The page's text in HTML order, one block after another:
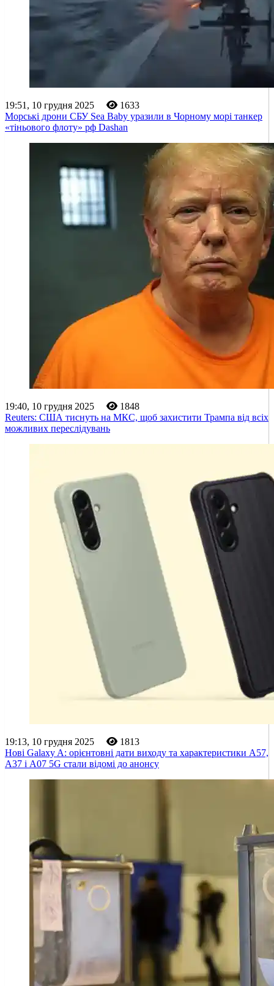
19:51, 10 грудня 2025
1633
Морські дрони СБУ Sea Baby уразили в Чорному морі танкер
«тіньового флоту» рф Dashan
19:40, 10 грудня 2025
1848
Reuters: США тиснуть на МКС, щоб захистити Трампа від всіх
можливих переслідувань
19:13, 10 грудня 2025
1813
Нові Galaxy A: орієнтовні дати виходу та характеристики A57,
A37 і A07 5G стали відомі до анонсу